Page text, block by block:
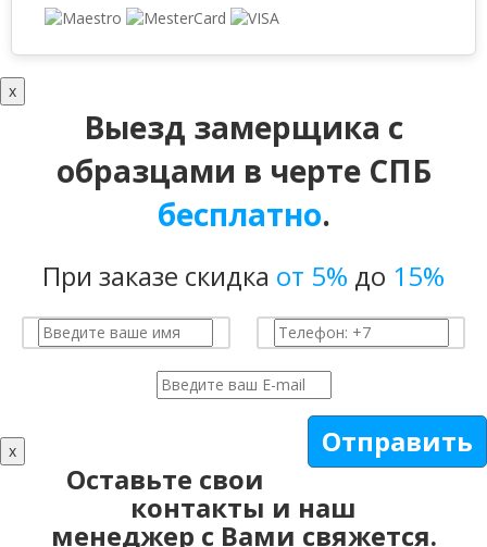
x
Выезд замерщика с
образцами в черте СПБ
бесплатно.
При заказе скидка от 5% до 15%
Отправить
x
Оставьте свои
контакты и наш
менеджер с Вами свяжется.